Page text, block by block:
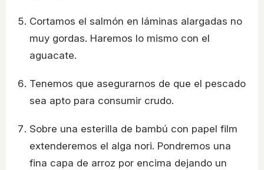
Cortamos el salmón en láminas alargadas no
muy gordas. Haremos lo mismo con el
aguacate.
Tenemos que asegurarnos de que el pescado
sea apto para consumir crudo.
Sobre una esterilla de bambú con papel film
extenderemos el alga nori. Pondremos una
fina capa de arroz por encima dejando un